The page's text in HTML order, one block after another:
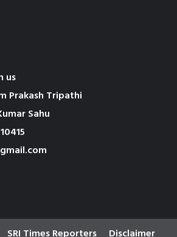
us
Prakash Tripathi
Sahu